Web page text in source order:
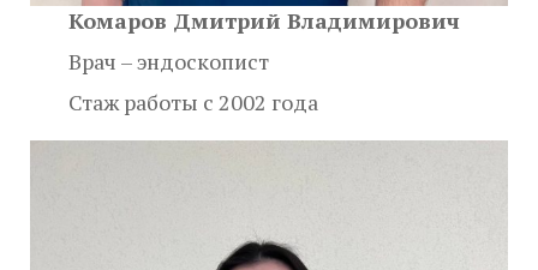
Комаров Дмитрий Владимирович
Врач – эндоскопист
Стаж работы с 2002 года